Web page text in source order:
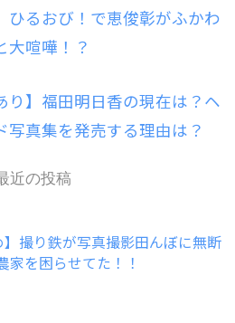
ひるおび！で恵俊彰がふかわ
大喧嘩！？
り】福田明日香の現在は？ヘ
写真集を発売する理由は？
近の投稿
】撮り鉄が写真撮影田んぼに無断
家を困らせてた！！